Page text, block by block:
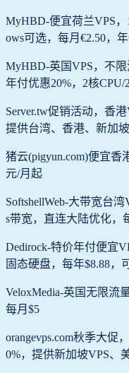
MyHBD-便宜荷兰VPS
ows可选，每月€2.50，
MyHBD-英国VPS，不
年付优惠20%，2核CPU/
Server.tw促销活动，香
提供台湾、香港、新加
猪云(pigyun.com)便宜香
元/月起
SoftshellWeb-大带宽台
s带宽，直连大陆优化‌，
Dedirock-特价年付便宜
固态硬盘，每年$8.88，
VeloxMedia-英国无限流
每月$5
orangevps.com秋季大促
0%，提供新加坡VPS、